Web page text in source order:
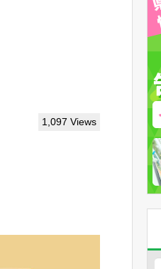
1,097 Views